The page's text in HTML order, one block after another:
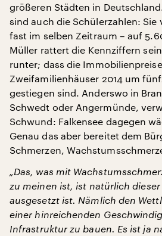
größeren Städten in
sind auch die Schülerzahlen:
fast im selben Zeitraum – auf
Müller rattert die Kennziffern
runter; dass die
Zweifamilienhäuser 2014 um
gestiegen sind. Anderswo in
Schwedt oder Angermünde,
Schwund: Falkensee dagegen
Genau das aber bereitet dem
Schmerzen,
„Das, was mit
zu meinen ist, ist natürlich
ausgesetzt ist. Nämlich den
einer hinreichenden
Infrastruktur zu bauen. Es ist ja